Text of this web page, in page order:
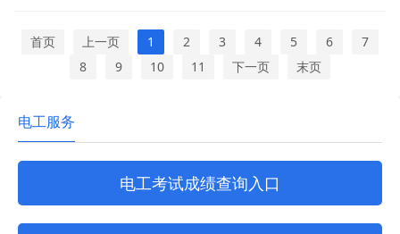
首页 上一页 1 2 3 4 5 6
7
8
9 10 11 下一页 末页
电工服务
电工考试成绩查询入口